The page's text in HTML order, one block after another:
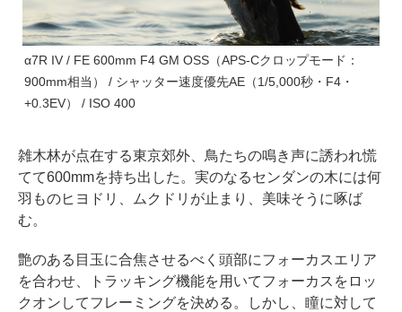
α7R IV / FE 600mm F4 GM OSS（APS-Cクロップモード：
900mm相当） / シャッター速度優先AE（1/5,000秒・F4・
+0.3EV） / ISO 400
雑木林が点在する東京郊外、鳥たちの鳴き声に誘われ慌
てて600mmを持ち出した。実のなるセンダンの木には何
羽ものヒヨドリ、ムクドリが止まり、美味そうに啄ば
む。
艶のある目玉に合焦させるべく頭部にフォーカスエリア
を合わせ、トラッキング機能を用いてフォーカスをロッ
クオンしてフレーミングを決める。しかし、瞳に対して